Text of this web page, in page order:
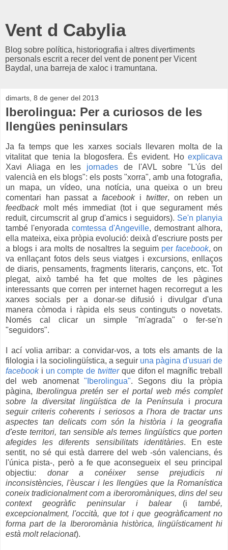
Vent d Cabylia
Blog sobre política, historiografia i altres divertiments
personals escrit a recer del vent de ponent per Vicent
Baydal, una barreja de xaloc i tramuntana.
dimarts, 8 de gener del 2013
Iberolingua: Per a curiosos de les
llengües peninsulars
Ja fa temps que les xarxes socials llevaren molta de la
vitalitat que tenia la blogosfera. És evident. Ho explicava
Xavi Aliaga en les jornades de l'AVL sobre "L'ús del
valencià en els blogs": els posts "xorra", amb una fotografia,
un mapa, un vídeo, una notícia, una queixa o un breu
comentari han passat a facebook i twitter, on reben un
feedback molt més immediat (tot i que segurament més
reduït, circumscrit al grup d'amics i seguidors). Se'n planyia
també l'enyorada comtessa d'Angeville, demostrant alhora,
ella mateixa, eixa pròpia evolució: deixà d'escriure posts per
a blogs i ara molts de nosaltres la seguim per facebook, on
va enllaçant fotos dels seus viatges i excursions, enllaços
de diaris, pensaments, fragments literaris, cançons, etc. Tot
plegat, això també ha fet que moltes de les pàgines
interessants que corren per internet hagen recorregut a les
xarxes socials per a donar-se difusió i divulgar d'una
manera còmoda i ràpida els seus continguts o novetats.
Només cal clicar un simple "m'agrada" o fer-se'n
"seguidors".
I ací volia arribar: a convidar-vos, a tots els amants de la
filologia i la sociolingüística, a seguir una pàgina d'usuari de
facebook i un compte detwitter que difon el magnífic treball
del web anomenat "Iberolingua". Segons diu la pròpia
pàgina, Iberolingua pretén ser el portal web més complet
sobre la diversitat lingüística de la Península i procura
seguir criteris coherents i seriosos a l'hora de tractar uns
aspectes tan delicats com són la història i la geografia
d'este territori, tan sensible als temes lingüístics que porten
afegides les diferents sensibilitats identitàries. En este
sentit, no sé qui està darrere del web -són valencians, és
l'única pista-, però a fe que aconsegueix el seu principal
objectiu: donar a conéixer sense prejudicis ni
inconsistències, l'èuscar i les llengües que la Romanística
coneix tradicionalment com a iberoromàniques, dins del seu
context geogràfic peninsular i balear(itambé,
excepcionalment, l'occità, que tot i que geogràficament no
forma part de la Iberoromània històrica, lingüísticament hi
està molt relacionat).